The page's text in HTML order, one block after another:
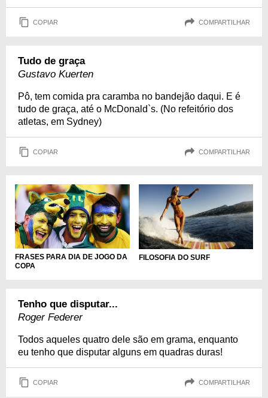
COPIAR COMPARTILHAR
Tudo de graça
Gustavo Kuerten
Pô, tem comida pra caramba no bandejão daqui. E é
tudo de graça, até o McDonald`s. (No refeitório dos
atletas, em Sydney)
COPIAR COMPARTILHAR
FRASES PARA DIA DE JOGO DA
COPA
FILOSOFIA DO SURF
Tenho que disputar...
Roger Federer
Todos aqueles quatro dele são em grama, enquanto
eu tenho que disputar alguns em quadras duras!
COPIAR COMPARTILHAR